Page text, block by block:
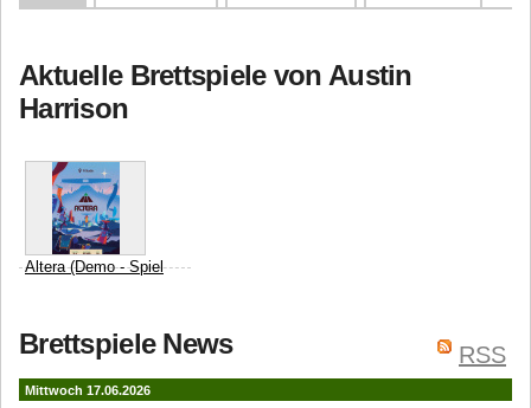
Aktuelle Brettspiele von Austin
Harrison
Altera (Demo - Spiel
IV Studio Max Anderson
RSS
Brettspiele News
Mittwoch 17.06.2026